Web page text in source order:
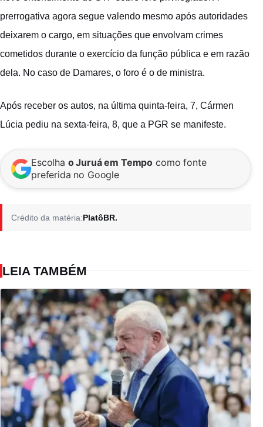
prerrogativa agora segue valendo mesmo após autoridades
deixarem o cargo, em situações que envolvam crimes
cometidos durante o exercício da função pública e em razão
dela. No caso de Damares, o foro é o de ministra.
Após receber os autos, na última quinta-feira, 7, Cármen
Lúcia pediu na sexta-feira, 8, que a PGR se manifeste.
Escolha o Juruá em Tempo como fonte
preferida no Google
Crédito da matéria:PlatôBR.
LEIA TAMBÉM